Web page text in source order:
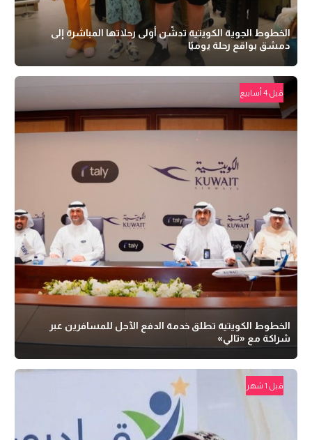
الخطوط الجوية الكويتية تدشّن أولى رحلاتها المباشرة إلى
دمشق بواقع رحلة يوميًا
قبل 4 أسابيع
الخطوط الكويتية تطلق خدمة الدفع الآجل للمسافرين عبر
شراكة مع «تالي»
قبل 1 شهر